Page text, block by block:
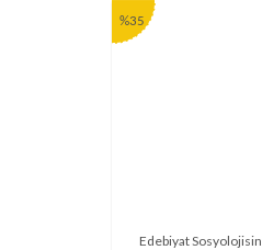
%35
Edebiyat